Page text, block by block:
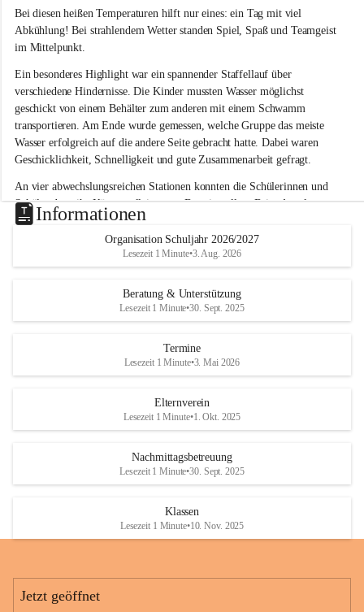
k
s
s
h
u
l
e
L
a
u
e
g
g
Bei diesen heißen Temperaturen hilft nur eines: ein Tag mit viel
Abkühlung! Bei strahlendem Wetter standen Spiel, Spaß und Teamgeist
im Mittelpunkt.
Ein besonderes Highlight war ein spannender Staffellauf über
verschiedene Hindernisse. Die Kinder mussten Wasser möglichst
geschickt von einem Behälter zum anderen mit einem Schwamm
transportieren. Am Ende wurde gemessen, welche Gruppe das meiste
Wasser erfolgreich auf die andere Seite gebracht hatte. Dabei waren
Geschicklichkeit, Schnelligkeit und gute Zusammenarbeit gefragt.
An vier abwechslungsreichen Stationen konnten die Schülerinnen und
Schüler dann ihr Können allein unter Beweis stellen. Beim Angeln
waren Geduld und Fingerspitzengefühl gefragt, während beim
Zielschießen mit Wasserpistolen oder Schwämmen Treffsicherheit
bewiesen werden musste.
Niemand blieb trocken, und die Kinder genossen die willkommene
Abkühlung bei sommerlichen Temperaturen. Mit vielen lachenden
Informationen
Organisation Schuljahr 2026/2027
Lesezeit 1 Minute•3. Aug. 2026
Beratung & Unterstützung
Lesezeit 1 Minute•30. Sept. 2025
Termine
Lesezeit 1 Minute•3. Mai 2026
Elternverein
Lesezeit 1 Minute•1. Okt. 2025
Nachmittagsbetreuung
Lesezeit 1 Minute•30. Sept. 2025
Klassen
Lesezeit 1 Minute•10. Nov. 2025
Jetzt geöffnet